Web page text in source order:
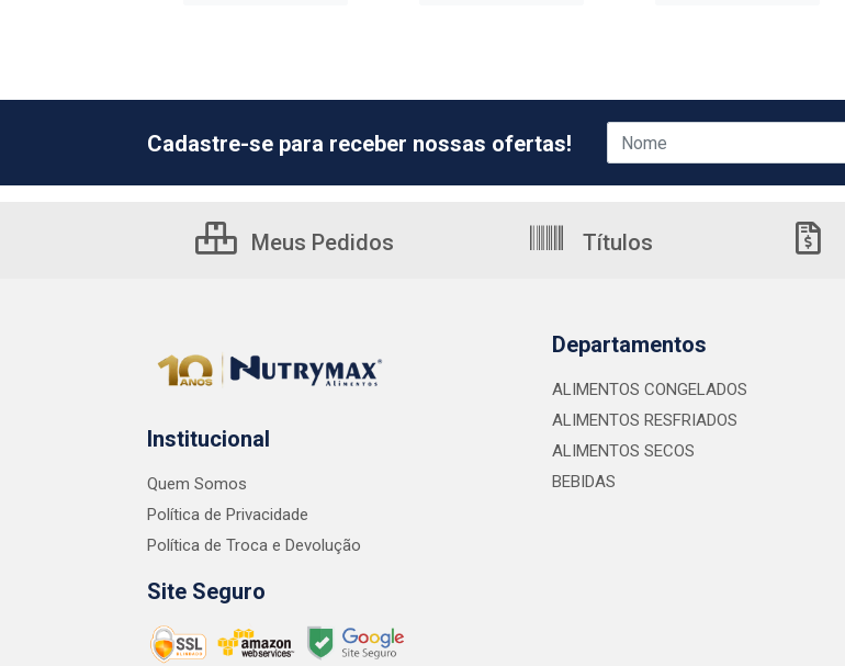
Cadastre-se para receber nossas ofertas!
Meus Pedidos Títulos
Institucional
Quem Somos
Política de Privacidade
Política de Troca e Devolução
Site Seguro
Departamentos
ALIMENTOS CONGELADOS
ALIMENTOS RESFRIADOS
ALIMENTOS SECOS
BEBIDAS